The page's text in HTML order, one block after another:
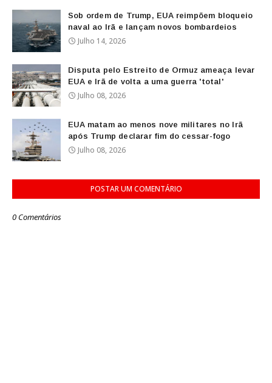
Sob ordem de Trump, EUA reimpõem bloqueio
naval ao Irã e lançam novos bombardeios
Julho 14, 2026
Disputa pelo Estreito de Ormuz ameaça levar
EUA e Irã de volta a uma guerra 'total'
Julho 08, 2026
EUA matam ao menos nove militares no Irã
após Trump declarar fim do cessar-fogo
Julho 08, 2026
POSTAR UM COMENTÁRIO
0 Comentários